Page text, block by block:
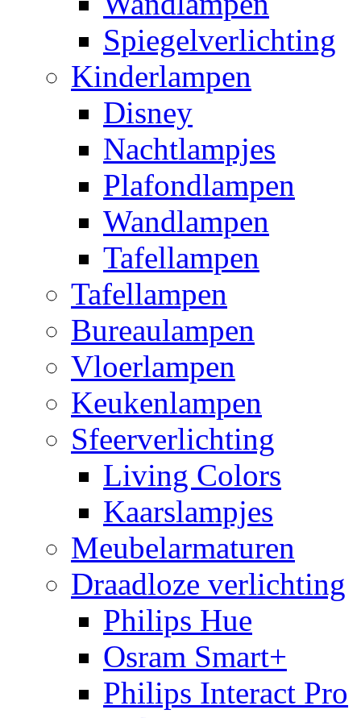
Spiegelverlichting
Kinderlampen
Disney
Nachtlampjes
Plafondlampen
Wandlampen
Tafellampen
Tafellampen
Bureaulampen
Vloerlampen
Keukenlampen
Sfeerverlichting
Living Colors
Kaarslampjes
Meubelarmaturen
Draadloze verlichting
Philips Hue
Osram Smart+
Philips Interact Pro